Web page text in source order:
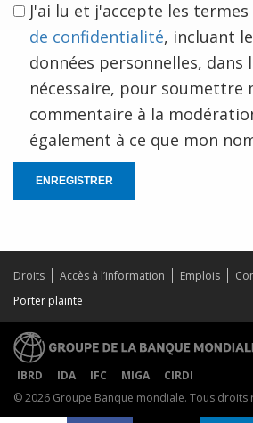
J'ai lu et j'accepte les termes
de confidentialité, incluant
données personnelles, dans
nécessaire, pour soumettre
commentaire à la
également à ce que mon
ENREGISTRER
Share on
Droits Accès à l’information Emplois
Porter plainte
IBRD IDA IFC MIGA
CIRDI
© 2026 Groupe Banque mondiale. Tous droits